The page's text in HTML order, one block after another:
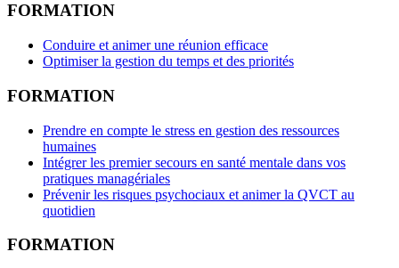
FORMATION
Conduire et animer une réunion efficace
Optimiser la gestion du temps et des priorités
FORMATION
Prendre en compte le stress en gestion des ressources
humaines
Intégrer les premier secours en santé mentale dans vos
pratiques managériales
Prévenir les risques psychociaux et animer la QVCT au
quotidien
FORMATION